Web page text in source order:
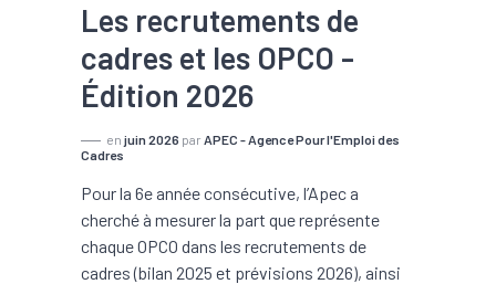
Les recrutements de
cadres et les OPCO -
Édition 2026
en juin 2026 par APEC - Agence Pour l'Emploi des
Cadres
Pour la 6e année consécutive, l’Apec a
cherché à mesurer la part que représente
chaque OPCO dans les recrutements de
cadres (bilan 2025 et prévisions 2026), ainsi